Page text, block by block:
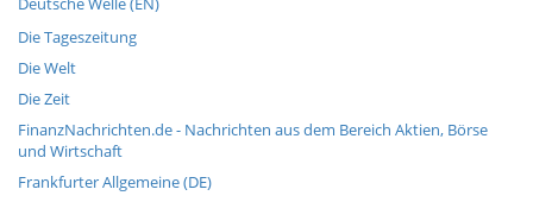
Die Tageszeitung
Die Welt
Die Zeit
FinanzNachrichten.de - Nachrichten aus dem Bereich Aktien, Börse
und Wirtschaft
Frankfurter Allgemeine (DE)